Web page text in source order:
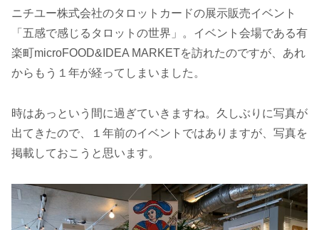
ニチユー株式会社のタロットカードの展示販売イベント
「五感で感じるタロットの世界」。イベント会場である有
楽町microFOOD&IDEA MARKETを訪れたのですが、あれ
からもう１年が経ってしまいました。
時はあっという間に過ぎていきますね。久しぶりに写真が
出てきたので、１年前のイベントではありますが、写真を
掲載しておこうと思います。